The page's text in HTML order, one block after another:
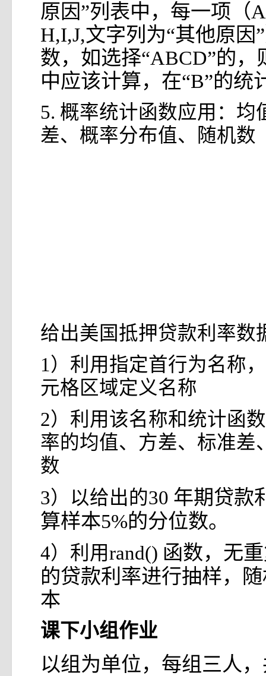
原因”列表中，每一项（
H,I,J,文字列为“其他原因
数，如选择“ABCD”的，
中应该计算，在“B”的统
5. 概率统计函数应用：均
差、概率分布值、随机数
给出美国抵押贷款利率数
1）利用指定首行为名称
元格区域定义名称
2）利用该名称和统计函
率的均值、方差、标准差
数
3）以给出的30 年期贷款
算样本5%的分位数。
4）利用rand() 函数，无
的贷款利率进行抽样，
本
课下小组作业
以组为单位，每组三人